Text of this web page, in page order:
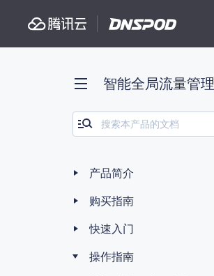
智能全局流量管理
产品简介
购买指南
快速入门
操作指南